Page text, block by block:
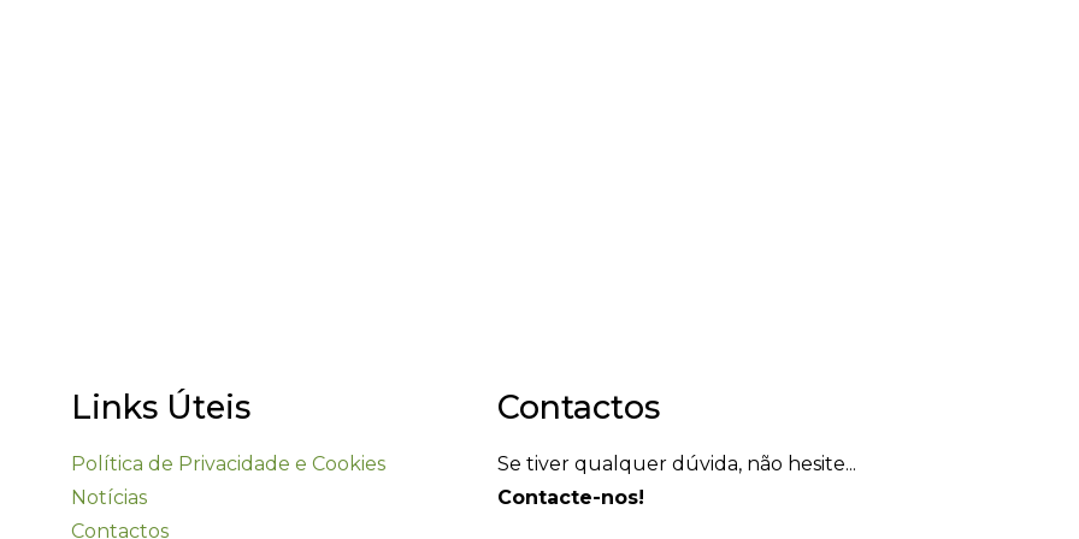
Links Úteis
Política de Privacidade e Cookies
Notícias
Contactos
Contactos
Se tiver qualquer dúvida, não hesite...
Contacte-nos!